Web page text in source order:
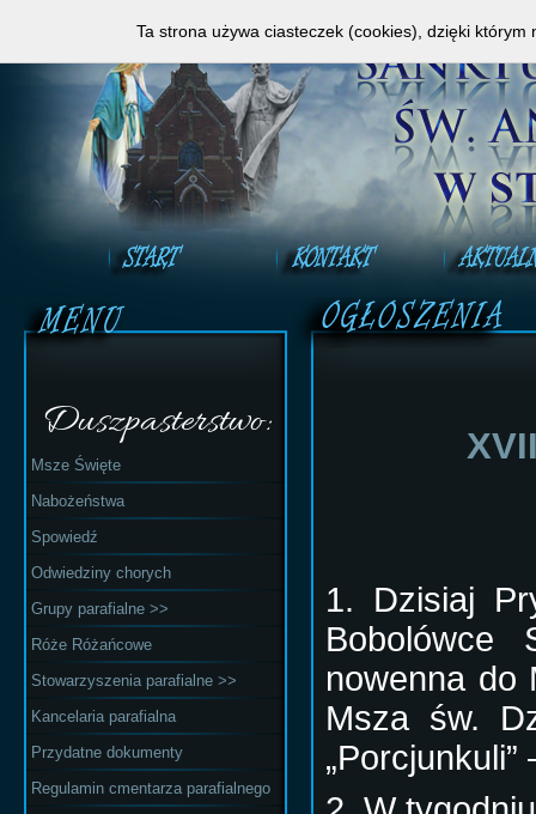
Duszpasterstwo:
Msze Święte
Nabożeństwa
Spowiedź
Odwiedziny chorych
Grupy parafialne >>
Róże Różańcowe
Stowarzyszenia parafialne >>
Kancelaria parafialna
Przydatne dokumenty
Regulamin cmentarza parafialnego
1. Dzisiaj
nowenna do
Msza św.
Ta strona używa ciasteczek (cookies), dzięki którym